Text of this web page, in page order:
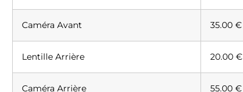
Caméra Avant 35.00 €
Lentille Arrière 20.00 €
Caméra Arrière 55.00 €